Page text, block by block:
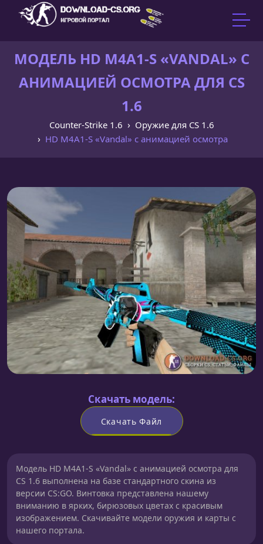
МОДЕЛЬ HD M4A1-S «VANDAL» С
АНИМАЦИЕЙ ОСМОТРА ДЛЯ CS
1.6
Counter-Strike 1.6
Оружие для CS 1.6
HD M4A1-S «Vandal» с анимацией осмотра
Скачать модель:
Скачать Файл
Модель HD M4A1-S «Vandal» с анимацией осмотра для
CS 1.6 выполнена на базе стандартного скина из
версии CS:GO. Винтовка представлена нашему
вниманию в ярких, бирюзовых цветах с красивым
изображением. Скачивайте модели оружия и карты с
нашего портала.